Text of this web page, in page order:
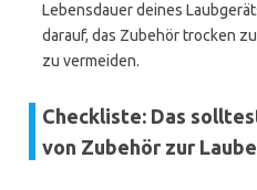
Lebensdauer deines
darauf, das Zubehör trocken
zu vermeiden.
Checkliste: Das
von Zubehör zur